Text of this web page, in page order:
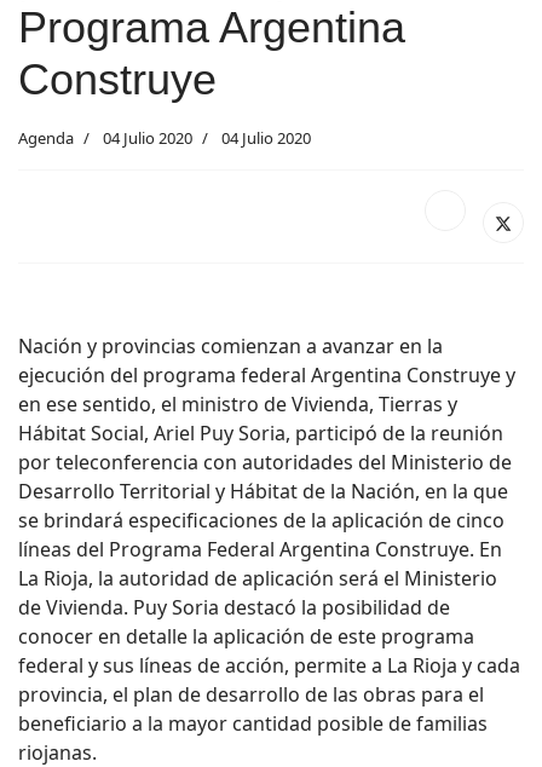
Programa Argentina
Construye
Agenda 04 Julio 2020 04 Julio 2020
Nación y provincias comienzan a avanzar en la
ejecución del programa federal Argentina Construye y
en ese sentido, el ministro de Vivienda, Tierras y
Hábitat Social, Ariel Puy Soria, participó de la reunión
por teleconferencia con autoridades del Ministerio de
Desarrollo Territorial y Hábitat de la Nación, en la que
se brindará especificaciones de la aplicación de cinco
líneas del Programa Federal Argentina Construye. En
La Rioja, la autoridad de aplicación será el Ministerio
de Vivienda. Puy Soria destacó la posibilidad de
conocer en detalle la aplicación de este programa
federal y sus líneas de acción, permite a La Rioja y cada
provincia, el plan de desarrollo de las obras para el
beneficiario a la mayor cantidad posible de familias
riojanas.